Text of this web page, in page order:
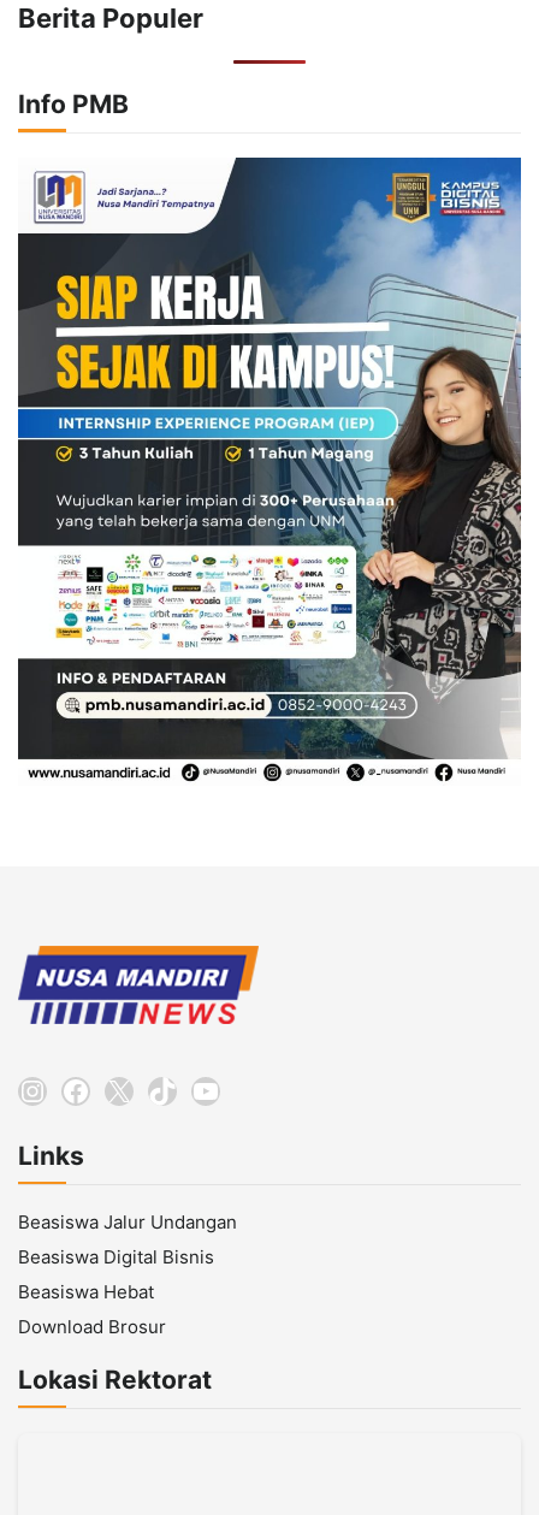
Berita Populer
Info PMB
Instagram
Facebook
X TikTokYouTube
Links
Beasiswa Jalur Undangan
Beasiswa Digital Bisnis
Beasiswa Hebat
Download Brosur
Lokasi Rektorat